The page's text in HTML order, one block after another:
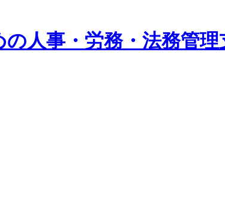
人事・労務・法務管理